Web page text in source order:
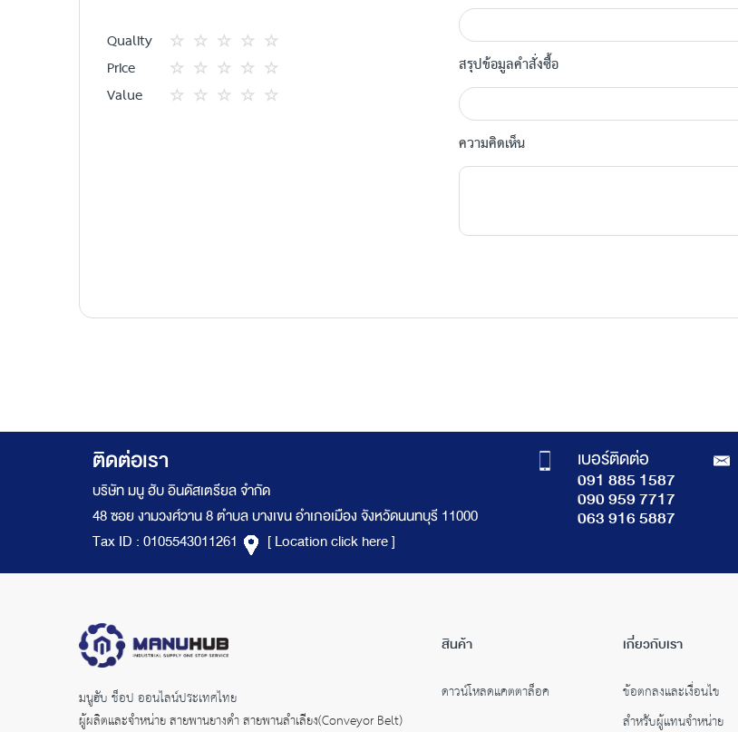
Quality
1
star
2
ดาว
3
ดาว
4
ดาว
5
ดาว
Price
1
2
3
4
5
Value
สรุปข้อมูลคำสั่งซื้อ
ความคิดเห็น
ติดต่อเรา
บริษัท มนู ฮับ อินดัสเตรียล จำกัด
48 ซอย งามวงศ์วาน 8 ตำบล บางเขน อำเภอเมือง จังหวัดนนทบุรี 11000
Tax ID : 0105543011261
[ Location click here ]
เบอร์ติดต่อ
091 885 1587
090 959 7717
063 916 5887
มนูฮับ ช็อป ออนไลน์ประเทศไทย
ผู้ผลิตและจำหน่ายสายพานยางดำสายพานลำเลียง(Conveyor Belt)
สินค้า
ดาวน์โหลดแคตตาล็อค
เกี่ยวกับเรา
ข้อตกลงและเงื่อนไข
สำหรับผู้แทนจำหน่าย